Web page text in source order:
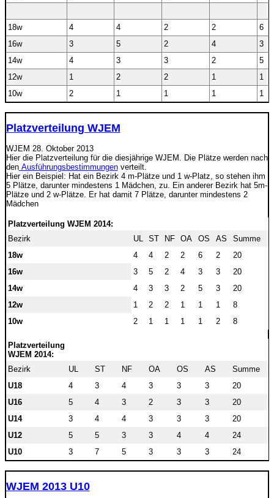
18w 4 4 2 2
6
16w
3 5 2 4
3
14w
4 3 3 2
5
12w
1 2 2 1
1
10w
2 1 1 1 1
Platzverteilung WJEM
WJEM 28. Oktober 2013
Hier die Platzverteilung für die diesjährige WJEM. Die Plätze werden nach
denAusführungsbestimmungenverteilt.
Hier ein Beispiel: Hat ein Bezirk 4 m-Plätze und 1 w-Platz, so stehen ihm
5 Plätze, darunter mindestens 1 Mädchen, zu. Ein anderer Bezirk hat 5m-
Plätze und 2 w-Plätze. Er hat damit 7 Plätze, darunter mindestens 2
Mädchen
Platzverteilung WJEM 2014:
Bezirk
UL ST NF OA OS AS
Summe
18w
4 4 2 2 6 2
20
16w
3 5 2 4 3 3
20
14w
4 3 3 2 5 3
20
12w
1 2 2 1 1 1
8
10w
2 1 1 1 1 2 8
Platzverteilung
WJEM 2014:
Bezirk
UL ST NF OA OS AS
Summe
U18
4 3 4 3 3 3
20
U16
5 4 3 2 3 3
20
U14
3 4 4 3 3 3
20
U12
5 5 3 3 4 4
24
U10
3 7 5 3 3 3 24
WJEM 2013 U10